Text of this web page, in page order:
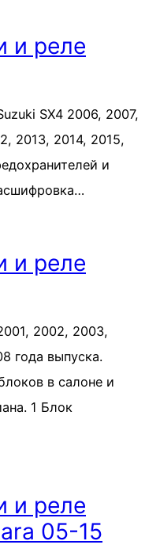
и реле
SX4 2006, 2007,
2013, 2014, 2015,
и
и реле
2002, 2003,
года выпуска.
в салоне и
1 Блок
и реле
05-15